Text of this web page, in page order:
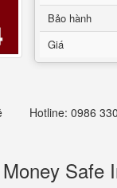
Bảo hành
Giá
Hotline: 0986